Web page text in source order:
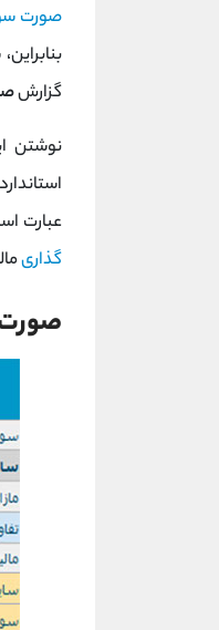
صورت
گزارش
نوشتن
عبارت
گذاری